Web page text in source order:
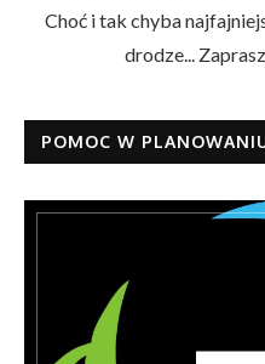
Choć i tak chyba
drodze...
POMOC W